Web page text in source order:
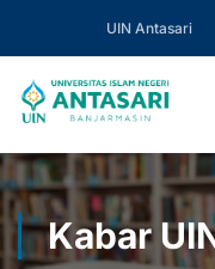
UIN Antasari
Kabar